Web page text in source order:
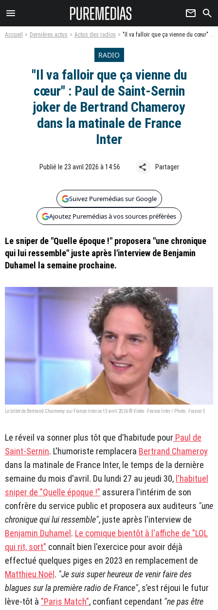
menu newsletter search
Accueil Dernières actus Actus des radios "Il va falloir que ça vienne du cœur" : Paul de Saint-Sernin joker de Bertrand Chameroy dans la matinale de France Inter
RADIO
"Il va falloir que ça vienne du
cœur" : Paul de Saint-Sernin
joker de Bertrand Chameroy
dans la matinale de France
Inter
Publié le 23 avril 2026 à 14:56 share Partager
Suivez Puremédias sur Google
Ajoutez Puremédias à vos sources préférées
Le sniper de "Quelle époque !" proposera "une chronique
qui lui ressemble" juste après l'interview de Benjamin
Duhamel la semaine prochaine.
Le billet de Bertrand Chameroy sur France Inter ce 13 avril 2026 © Vidéo : France Inter / Photo : France 5
Le réveil va sonner plus tôt que d'habitude pour Paul de
Saint-Sernin. L'humoriste remplacera Bertrand Chameroy
dans la matinale de France Inter, le temps de la dernière
semaine du mois d'avril. Du lundi 27 au jeudi 30, l'habituel
sniper de "Quelle époque !" assurera l'intérim de son
confrère du service public et proposera aux auditeurs "une
chronique qui lui ressemble", juste après l'interview de
Benjamin Duhamel. Le comique bientôt à l'affiche de "LOL
qui rit, sort" connaît bien l'exercice pour avoir déjà
effectué quelques piges en 2023 en remplacement de
Matthieu Noël. "Je suis super heureux de venir faire des
blagues sur la première radio de France", s’est réjoui le futur
lève-tôt à "Paris Match", confiant cependant "ne pas être